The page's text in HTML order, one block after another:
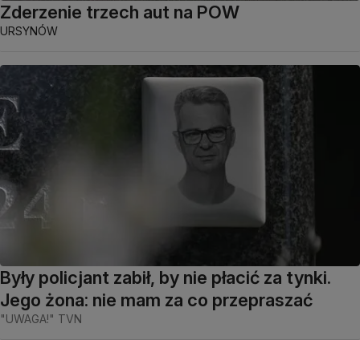
Zderzenie trzech aut na POW
URSYNÓW
Były policjant zabił, by nie płacić za tynki.
Jego żona: nie mam za co przepraszać
"UWAGA!" TVN